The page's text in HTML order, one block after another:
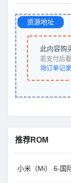
资源地址
此内容购
若支付后
询订单记录
推荐ROM
小米（Mi） 6-国